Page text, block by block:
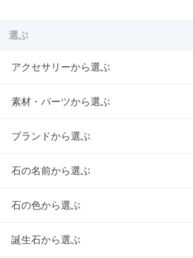
選ぶ
アクセサリーから選ぶ
素材・パーツから選ぶ
ブランドから選ぶ
石の名前から選ぶ
石の色から選ぶ
誕生石から選ぶ